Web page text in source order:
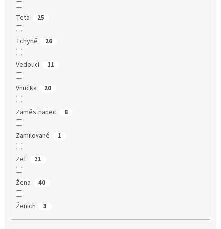
Teta 25
Tchyně 26
Vedoucí 11
Vnučka 20
Zaměstnanec 8
Zamilované 1
Zeť 31
Žena 40
Ženich 3